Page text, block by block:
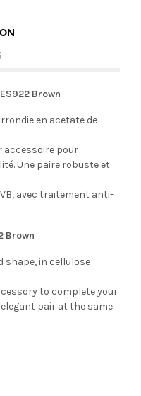
Brown
en acetate de
accessoire pour
Une paire robuste et
avec traitement anti-
Brown
shape, in cellulose
to complete your
pair at the same